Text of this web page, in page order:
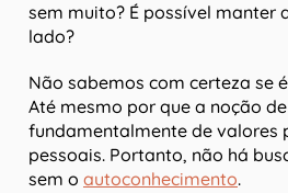
sem muito? É possível manter
lado?
Não sabemos com certeza se
Até mesmo por que a noção
fundamentalmente de valores
pessoais. Portanto, não há
sem o autoconhecimento.